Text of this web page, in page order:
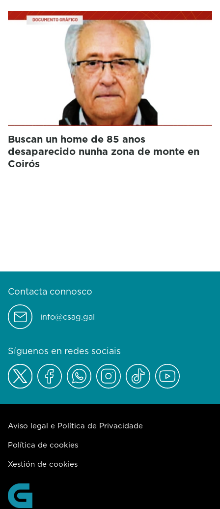
Buscan un home de 85 anos
desaparecido nunha zona de monte en
Coirós
Contacta connosco
info@csag.gal
Síguenos en redes sociais
Aviso legal e Política de Privacidade
Política de cookies
Xestión de cookies